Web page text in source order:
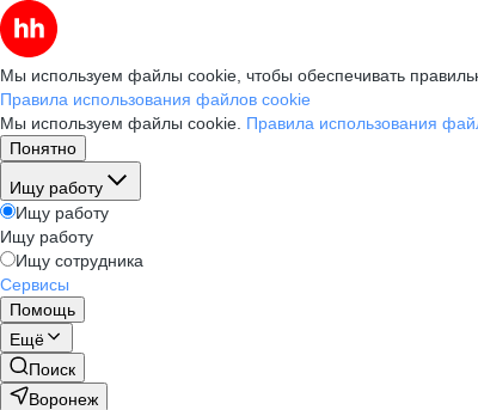
Мы используем файлы cookie, чтобы обеспечивать
Правила использования файлов cookie
Мы используем файлы cookie. Правила использования
Понятно
Ищу работу
Ищу работу
Ищу работу
Ищу сотрудника
Сервисы
Помощь
Ещё
Поиск
Воронеж